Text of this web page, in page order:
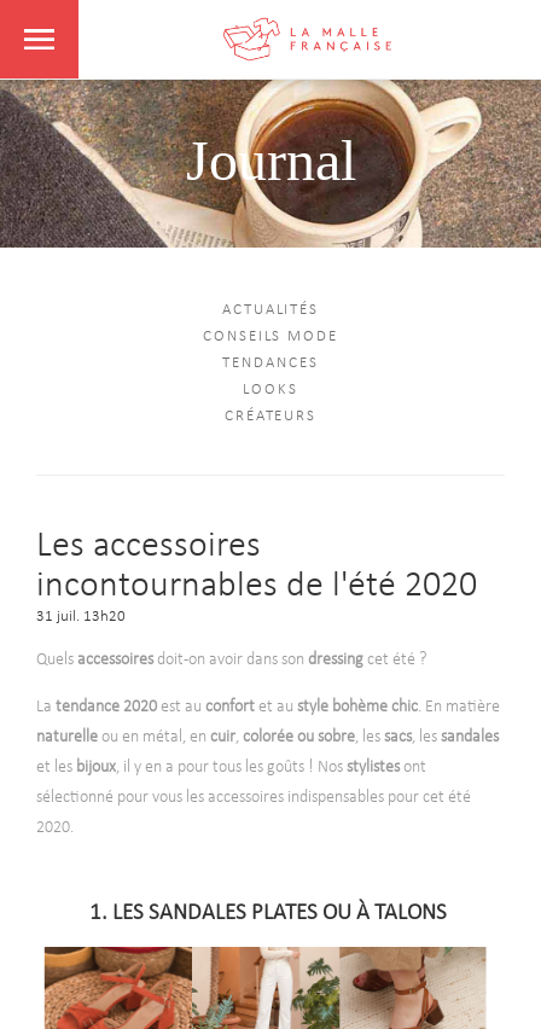
Journal
ACTUALITÉS
CONSEILS MODE
TENDANCES
LOOKS
CRÉATEURS
Les accessoires
incontournables de l'été 2020
31 juil. 13h20
Quels accessoiresdoit-on avoir dans son dressing cet été ?
La tendance 2020 est au confort et au style bohème chic. En matière
naturelle ou en métal, en cuir, colorée ou sobre, les sacs, les sandales
et les bijoux, il y en a pour tous les goûts ! Nos stylistesont
sélectionné pour vous les accessoires indispensables pour cet été
2020.
1. LES SANDALES PLATES OU À TALONS